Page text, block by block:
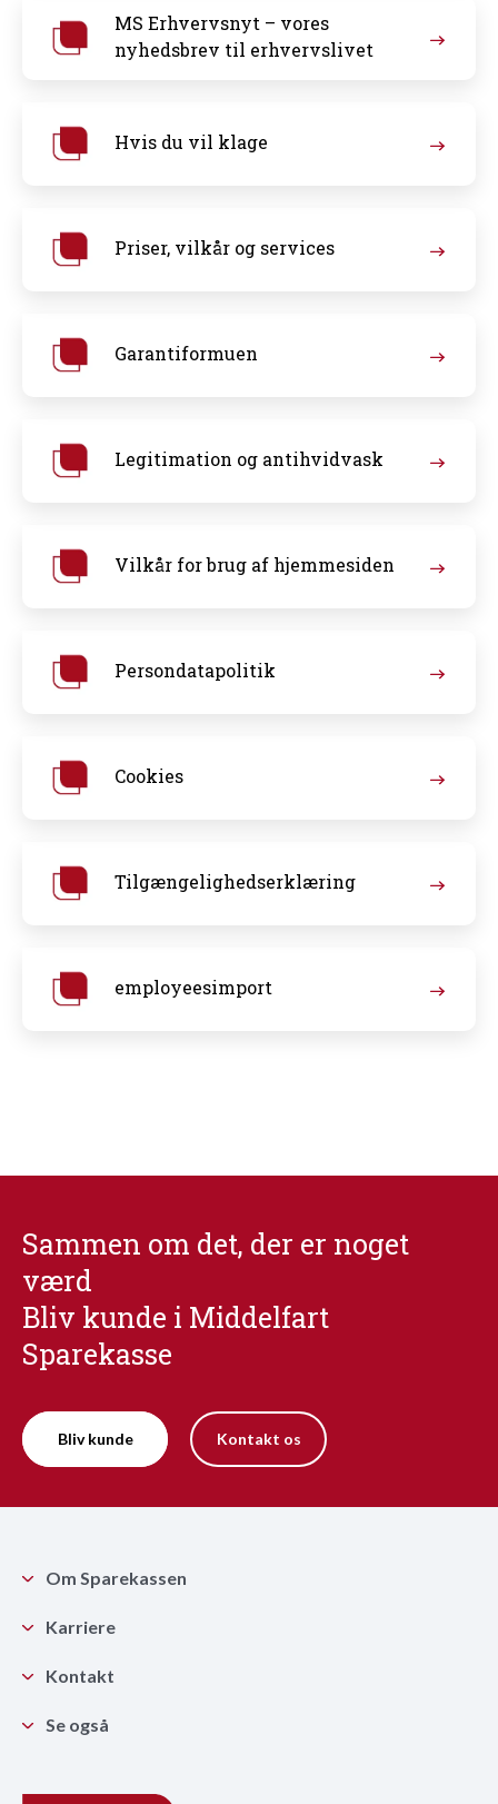
MS Erhvervsnyt – vores
nyhedsbrev til erhvervslivet
Hvis du vil klage
Priser, vilkår og services
Garantiformuen
Legitimation og antihvidvask
Vilkår for brug af hjemmesiden
Persondatapolitik
Cookies
Tilgængelighedserklæring
employeesimport
Sammen om det, der er noget
værd
Bliv kunde i Middelfart
Sparekasse
Bliv kunde Kontakt os
Om Sparekassen
Karriere
Kontakt
Se også